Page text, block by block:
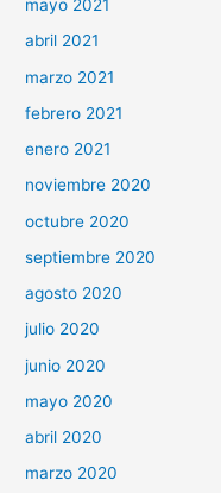
mayo 2021
abril 2021
marzo 2021
febrero 2021
enero 2021
noviembre 2020
octubre 2020
septiembre 2020
agosto 2020
julio 2020
junio 2020
mayo 2020
abril 2020
marzo 2020